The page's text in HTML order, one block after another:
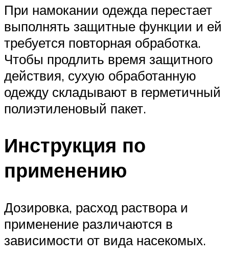
При намокании одежда перестает
выполнять защитные функции и ей
требуется повторная обработка.
Чтобы продлить время защитного
действия, сухую обработанную
одежду складывают в герметичный
полиэтиленовый пакет.
Инструкция по
применению
Дозировка, расход раствора и
применение различаются в
зависимости от вида насекомых.